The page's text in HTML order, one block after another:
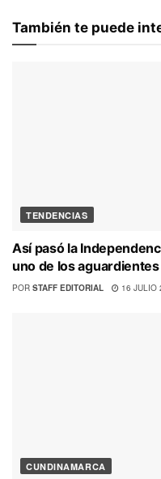
También te puede
TENDENCIAS
Así pasó la
uno de los
POR STAFF EDITORIAL 16 JULIO
CUNDINAMARCA